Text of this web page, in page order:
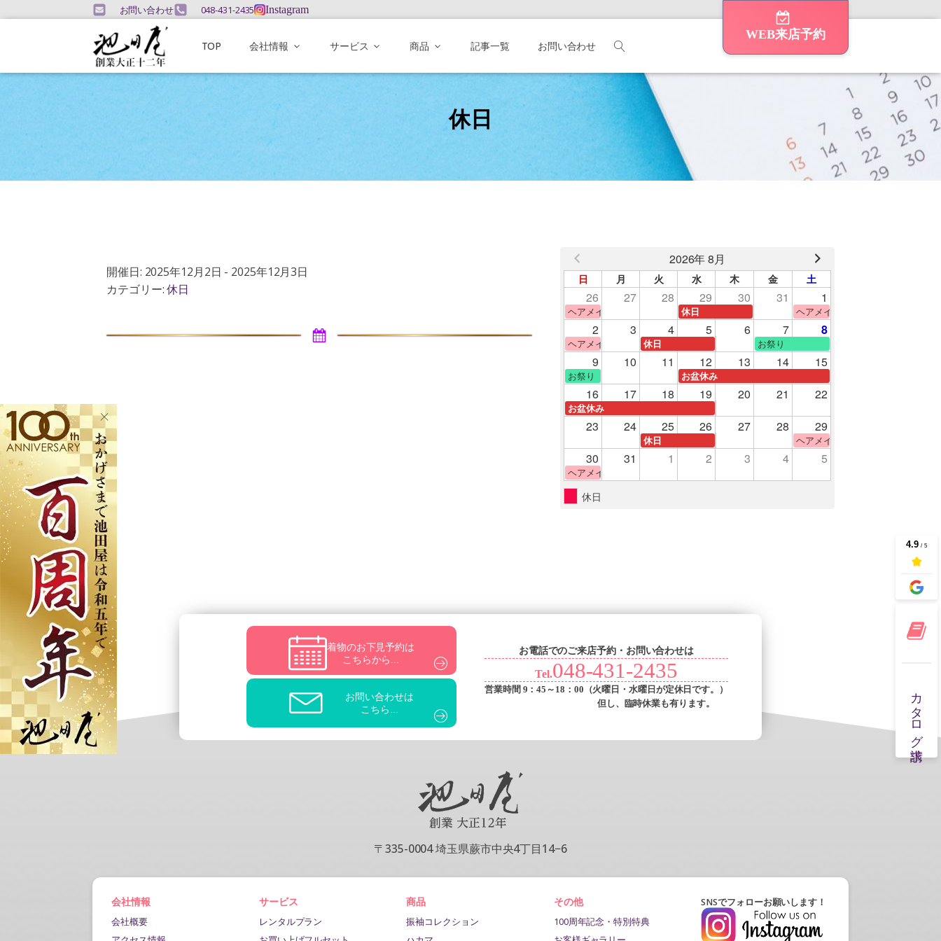
お問い合わせ 048-431-2435 Instagram
TOP 会社情報 サービス 商品 記事一覧 お問い合わせ
WEB来店予約
休日
開催日: 2025年12月2日 - 2025年12月3日
カテゴリー:休日
2026年 8月
日 月 火 水 木 金 土
26 27 28 29 30 31 1
ヘアメイク体験 休日 ヘアメイク体験
2 3 4 5 6 7 8
ヘアメイク体験 休日 お祭り
9 10 11 12 13 14 15
お祭り お盆休み
16 17 18 19 20 21 22
お盆休み
23 24 25 26 27 28 29
休日 ヘアメイク体験
30 31 1 2 3 4 5
ヘアメイク体験
休日
着物のお下見予約は
こちらから...
お問い合わせは
こちら...
お電話でのご来店予約・お問い合わせは
Tel.048-431-2435
営業時間 9：45～18：00 （火曜日・水曜日が定休日です。）
但し、臨時休業も有ります。
〒335-0004 埼玉県蕨市中央4丁目14−6
会社情報
会社概要
サービス
レンタルプラン
商品
振袖コレクション
その他
100周年記念・特別特典
SNSでフォローお願いします！
カタログ請求